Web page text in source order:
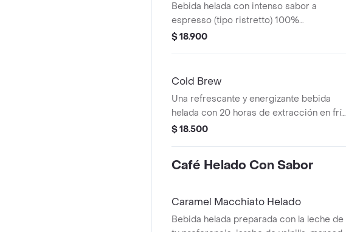
Bebida helada con intenso sabor a
espresso (tipo ristretto) 100%
colombiano, preparada con leche de tu
$ 18.900
Cold Brew
Una refrescante y energizante bebida
helada con 20 horas de extracción en frío
de su café 70% Colombia-Nariño y 30%
$ 18.500
Café Helado Con Sabor
Caramel Macchiato Helado
Bebida helada preparada con la leche de